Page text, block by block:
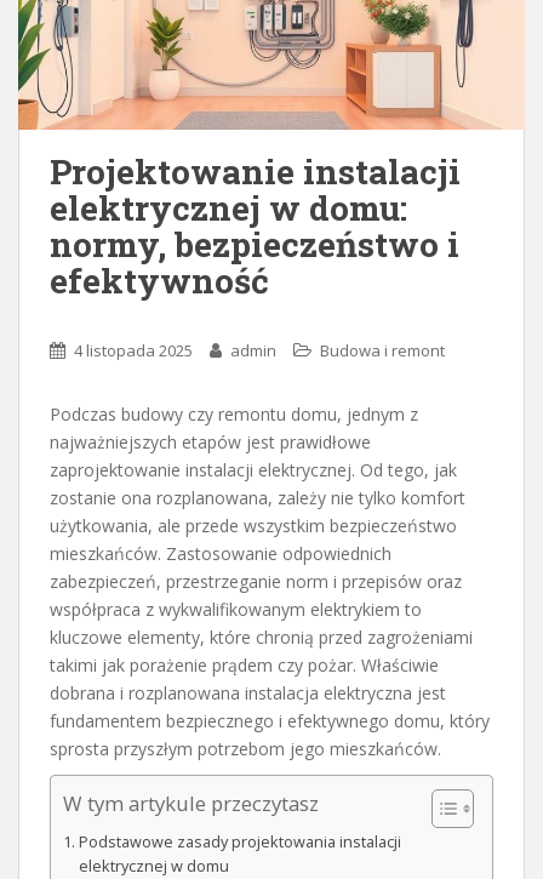
Projektowanie instalacji
elektrycznej w domu:
normy, bezpieczeństwo i
efektywność
4 listopada 2025 admin Budowa i remont
Podczas budowy czy remontu domu, jednym z
najważniejszych etapów jest prawidłowe
zaprojektowanie instalacji elektrycznej. Od tego, jak
zostanie ona rozplanowana, zależy nie tylko komfort
użytkowania, ale przede wszystkim bezpieczeństwo
mieszkańców. Zastosowanie odpowiednich
zabezpieczeń, przestrzeganie norm i przepisów oraz
współpraca z wykwalifikowanym elektrykiem to
kluczowe elementy, które chronią przed zagrożeniami
takimi jak porażenie prądem czy pożar. Właściwie
dobrana i rozplanowana instalacja elektryczna jest
fundamentem bezpiecznego i efektywnego domu, który
sprosta przyszłym potrzebom jego mieszkańców.
W tym artykule przeczytasz
Podstawowe zasady projektowania instalacji
elektrycznej w domu